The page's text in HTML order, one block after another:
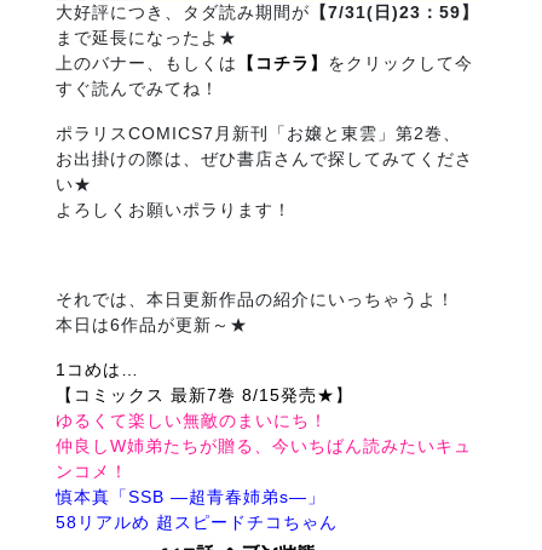
大好評につき、タダ読み期間が 【7/31(日)23：59】
まで延長になったよ★
上のバナー、もしくは
【コチラ】 をクリックして今
すぐ読んでみてね！
ポラリスCOMICS7月新刊「お嬢と東雲」第2巻、
お出掛けの際は、ぜひ書店さんで探してみてくださ
い★
よろしくお願いポラります！
それでは、本日更新作品の紹介にいっちゃうよ！
本日は6作品が更新～★
1コめは…
【コミックス 最新7巻 8/15発売★】
ゆるくて楽しい無敵のまいにち！
仲良しW姉弟たちが贈る、今いちばん読みたいキュ
ンコメ！
慎本真「SSB ―超青春姉弟s―」
58リアルめ 超スピードチコちゃん